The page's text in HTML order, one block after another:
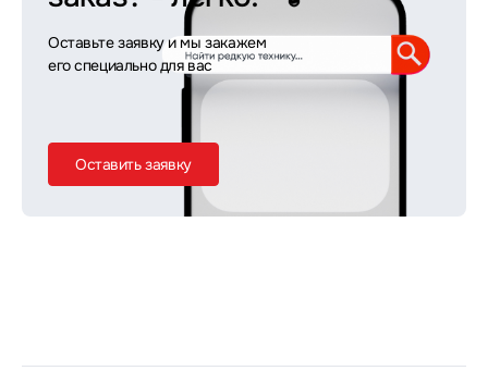
Оставьте заявку и мы закажем
его специально для вас
Оставить заявку